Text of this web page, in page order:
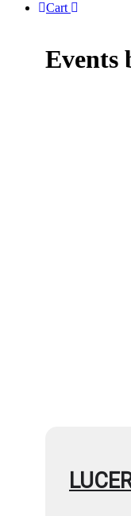
Cart
Events